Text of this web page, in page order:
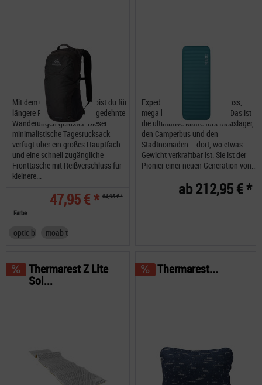
Mit dem Gregory Nano 18 bist du für
längere Reisetage und ausgedehnte
Wanderungen gerüstet. Dieser
minimalistische Tagesrucksack
verfügt über ein großes Hauptfach
und eine schnell zugängliche
Fronttasche mit Reißverschluss für
kleinere...
47,95 € * 64,95 € *
Farbe
optic blackmoab tan
Exped MegaMat ist mega gross,
mega bequem, mega warm: Das ist
die ultimative Matte fürs Basislager,
den Camperbus und den
Stadtnomaden – dort, wo etwas
Gewicht verkraftbar ist. Sie ist der
Pionier einer neuen Generation von...
ab 212,95 € *
Thermarest Z Lite
Sol...
Thermarest...